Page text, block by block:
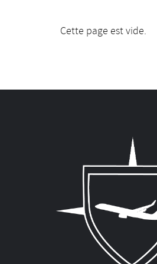
Cette page est vide.